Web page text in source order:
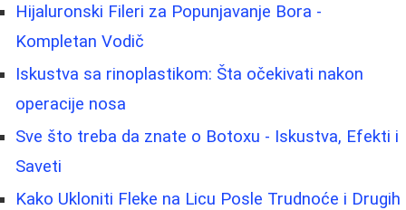
Hijaluronski Fileri za Popunjavanje Bora -
Kompletan Vodič
Iskustva sa rinoplastikom: Šta očekivati nakon
operacije nosa
Sve što treba da znate o Botoxu - Iskustva, Efekti i
Saveti
Kako Ukloniti Fleke na Licu Posle Trudnoće i Drugih